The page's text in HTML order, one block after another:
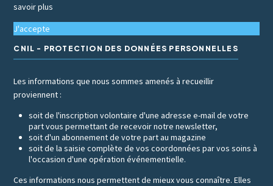
savoir plus
J'accepte
CNIL - PROTECTION DES DONNÉES PERSONNELLES
Les informations que nous sommes amenés à recueillir
proviennent :
soit de l'inscription volontaire d'une adresse e-mail de votre
part vous permettant de recevoir notre newsletter,
soit d'un abonnement de votre part au magazine
soit de la saisie complète de vos coordonnées par vos soins à
l'occasion d'une opération événementielle.
Ces informations nous permettent de mieux vous connaître. Elles